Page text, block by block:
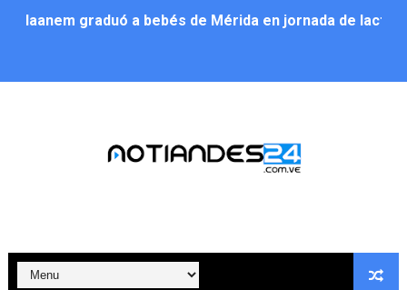
Iaanem graduó a bebés de Mérida en jornada de
Alcalde Nelson Álvarez llevó jornada recreativa a la
Nevado Gas optimiza servicio residencial en la